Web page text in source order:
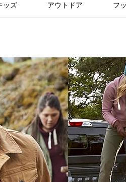
ッズ アウトドア フ